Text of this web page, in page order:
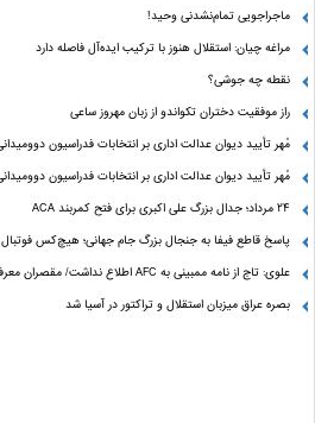
ماجراجویی تمام‌نشدنی وحید!
مراغه چیان: استقلال هنوز با ترکیب ایده‌آل فاصله دارد
نقطه چه جوشی؟
راز موفقیت دختران تکواندو از زبان مهروز ساعی
مُهر تأیید دیوان عدالت اداری بر انتخابات فدراسیون
مُهر تأیید دیوان عدالت اداری بر انتخابات فدراسیون
24 مرداد؛ جدال بزرگ علی‌ اکبری برای فتح کمربند ACA
پاسخ قاطع فیفا به جنجال بزرگ جام جهانی؛ هیچ‌کس فوتبال
علوی: تاج از نامه ممبینی به AFC اطلاع نداشت/ مقصران معرفی می‌شوند
بصره عراق میزبان استقلال و تراکتور در آسیا شد